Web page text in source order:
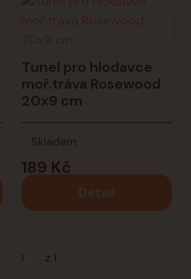
Tunel pro hlodavce
moř.tráva Rosewood
20x9 cm
189 Kč
Skladem
Detail
z 1